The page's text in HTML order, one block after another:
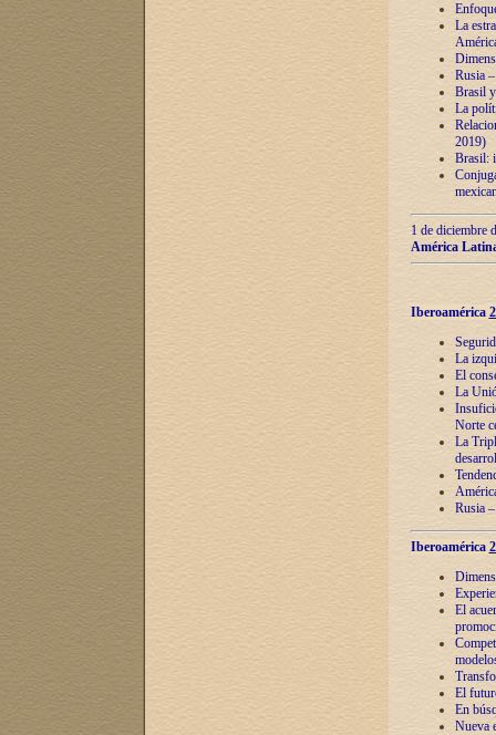
La
Rusia
Brasil
La
2019)
Brasil:
1 de diciembre
América
Iberoamérica
La
El
La
Norte
La
Rusia
Iberoamérica
El
El
En
Nueva